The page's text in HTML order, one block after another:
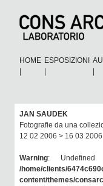
HOME ESPOSIZIONI
JAN SAUDEK
Fotografie da una
12 02 2006 > 16 03 2006
Warning:
/home/clients/
content/themes/